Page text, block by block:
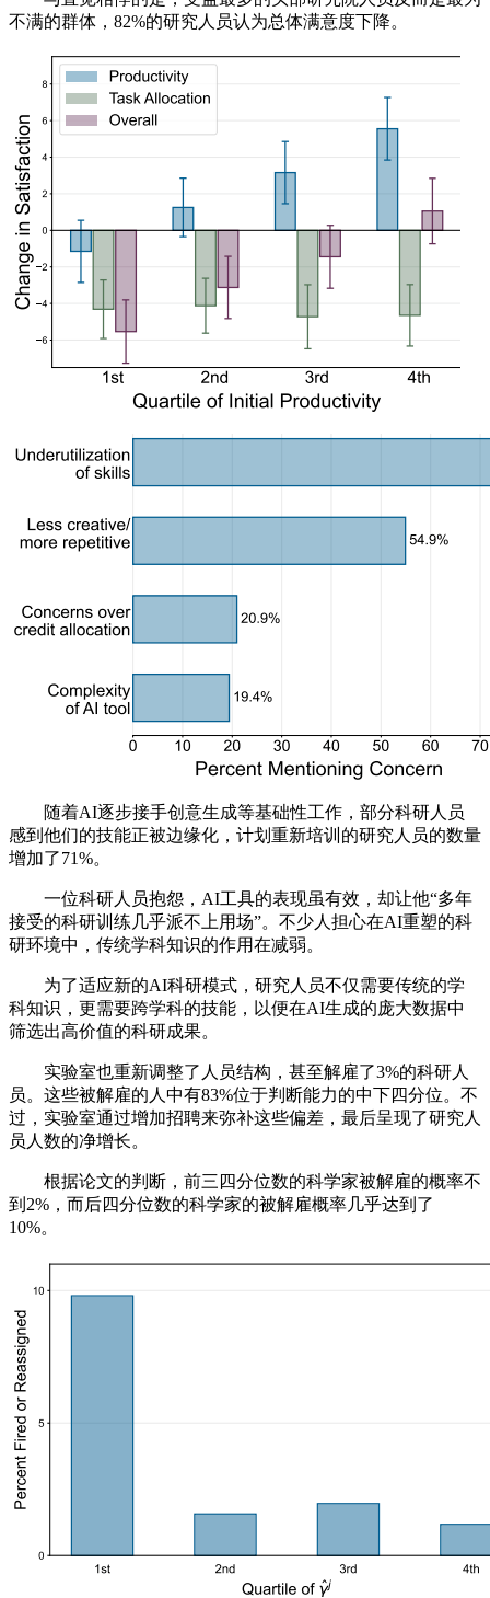
不满的群体，82%的研究人员认为总体满意度下降。
随着AI逐步接手创意生成等基础性工作，部分科研人员
感到他们的技能正被边缘化，计划重新培训的研究人员的数量
增加了71%。
一位科研人员抱怨，AI工具的表现虽有效，却让他“多年
接受的科研训练几乎派不上用场”。不少人担心在AI重塑的科
研环境中，传统学科知识的作用在减弱。
为了适应新的AI科研模式，研究人员不仅需要传统的学
科知识，更需要跨学科的技能，以便在AI生成的庞大数据中
筛选出高价值的科研成果。
实验室也重新调整了人员结构，甚至解雇了3%的科研人
员。这些被解雇的人中有83%位于判断能力的中下四分位。不
过，实验室通过增加招聘来弥补这些偏差，最后呈现了研究人
员人数的净增长。
根据论文的判断，前三四分位数的科学家被解雇的概率不
到2%，而后四分位数的科学家的被解雇概率几乎达到了
10%。